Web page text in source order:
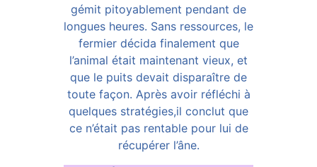
gémit pitoyablement pendant de
longues heures. Sans ressources, le
fermier décida finalement que
l’animal était maintenant vieux, et
que le puits devait disparaître de
toute façon. Après avoir réfléchi à
quelques stratégies,il conclut que
ce n’était pas rentable pour lui de
récupérer l’âne.